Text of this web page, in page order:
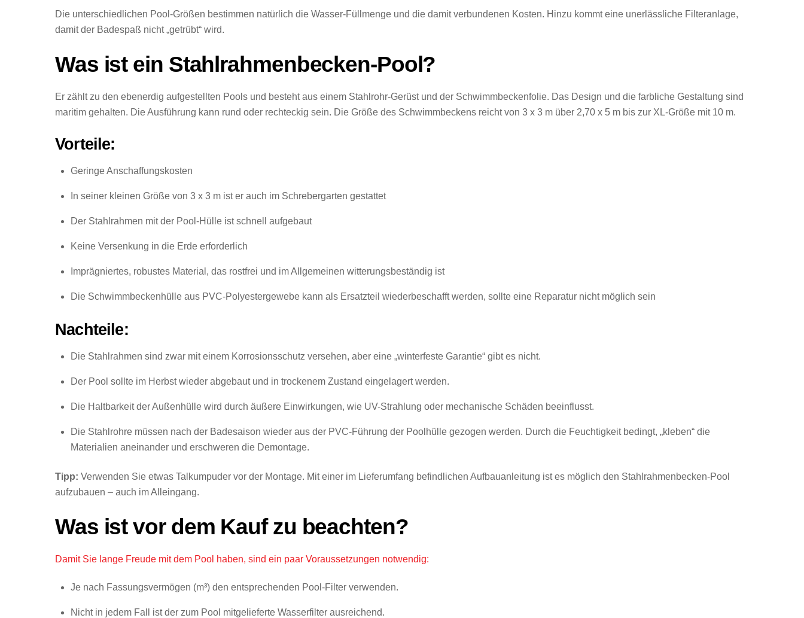
Die unterschiedlichen Pool-Größen bestimmen natürlich die Wasser-Füllmenge und die damit verbundenen Kosten. Hinzu kommt eine unerlässliche Filteranlage,
damit der Badespaß nicht „getrübt“ wird.
Was ist ein Stahlrahmenbecken-Pool?
Er zählt zu den ebenerdig aufgestellten Pools und besteht aus einem Stahlrohr-Gerüst und der Schwimmbeckenfolie. Das Design und die farbliche Gestaltung sind
maritim gehalten. Die Ausführung kann rund oder rechteckig sein. Die Größe des Schwimmbeckens reicht von 3 x 3 m über 2,70 x 5 m bis zur XL-Größe mit 10 m.
Vorteile:
Geringe Anschaffungskosten
In seiner kleinen Größe von 3 x 3 m ist er auch im Schrebergarten gestattet
Der Stahlrahmen mit der Pool-Hülle ist schnell aufgebaut
Keine Versenkung in die Erde erforderlich
Imprägniertes, robustes Material, das rostfrei und im Allgemeinen witterungsbeständig ist
Die Schwimmbeckenhülle aus PVC-Polyestergewebe kann als Ersatzteil wiederbeschafft werden, sollte eine Reparatur nicht möglich sein
Nachteile:
Die Stahlrahmen sind zwar mit einem Korrosionsschutz versehen, aber eine „winterfeste Garantie“ gibt es nicht.
Der Pool sollte im Herbst wieder abgebaut und in trockenem Zustand eingelagert werden.
Die Haltbarkeit der Außenhülle wird durch äußere Einwirkungen, wie UV-Strahlung oder mechanische Schäden beeinflusst.
Die Stahlrohre müssen nach der Badesaison wieder aus der PVC-Führung der Poolhülle gezogen werden. Durch die Feuchtigkeit bedingt, „kleben“ die
Materialien aneinander und erschweren die Demontage.
Tipp: Verwenden Sie etwas Talkumpuder vor der Montage. Mit einer im Lieferumfang befindlichen Aufbauanleitung ist es möglich den Stahlrahmenbecken-Pool
aufzubauen – auch im Alleingang.
Was ist vor dem Kauf zu beachten?
Damit Sie lange Freude mit dem Pool haben, sind ein paar Voraussetzungen notwendig:
Je nach Fassungsvermögen (m³) den entsprechenden Pool-Filter verwenden.
Nicht in jedem Fall ist der zum Pool mitgelieferte Wasserfilter ausreichend.